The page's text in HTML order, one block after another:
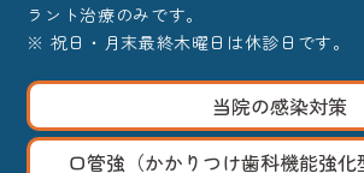
ラント治療のみです。
※ 祝日・月末最終木曜日は休診日です。
当院の感染対策
口管強（かかりつけ歯科機能強化